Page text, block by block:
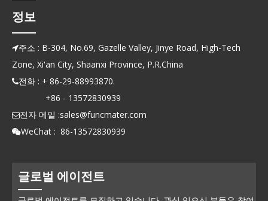
정보
주소 : B-304, No.69, Gazelle Valley, Jinye Road, High-Tech
Zone, Xi'an City, Shaanxi Province, P.R.China
전화 : + 86-29-88993870.
+86 - 13572830939
전자 메일 :sales@funcmater.com
WeChat : 86-13572830939
글로벌 에이전트